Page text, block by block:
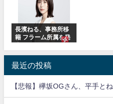
長濱ねる、事務所移
籍 フラーム所属を発
最近の投稿
【悲報】欅坂OGさん、平手と